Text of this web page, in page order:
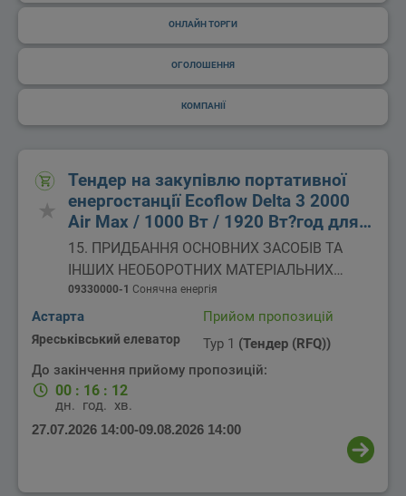
ОНЛАЙН ТОРГИ
ОГОЛОШЕННЯ
КОМПАНІЇ
Тендер на закупівлю портативної
енергостанції Ecoflow Delta 3 2000
Air Max / 1000 Вт / 1920 Вт?год для
потреб ВП "Яреськівський елеватор"
15. ПРИДБАННЯ ОСНОВНИХ ЗАСОБІВ ТА
ІНШИХ НЕОБОРОТНИХ МАТЕРІАЛЬНИХ
АКТИВІВ
09330000-1 Сонячна енергія
Астарта
Яреськівський елеватор
Прийом пропозицій
Тур 1 (Тендер (RFQ))
До закінчення прийому пропозицій:
00 : 16 : 12
дн. год. хв.
27.07.2026 14:00-09.08.2026 14:00